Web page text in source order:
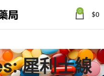
0 $0
犀利士線